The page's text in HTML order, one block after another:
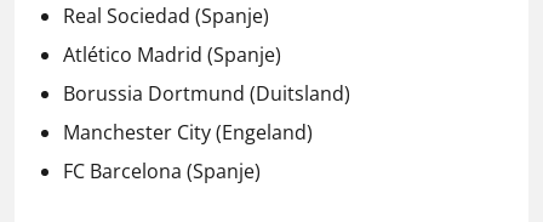
Real Sociedad (Spanje)
Atlético Madrid (Spanje)
Borussia Dortmund (Duitsland)
Manchester City (Engeland)
FC Barcelona (Spanje)